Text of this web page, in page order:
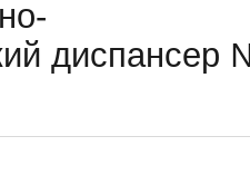
диспансер